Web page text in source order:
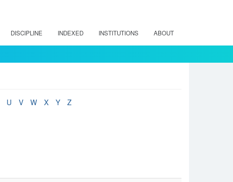
DISCIPLINE INDEXED INSTITUTIONS ABOUT
U V W X Y Z